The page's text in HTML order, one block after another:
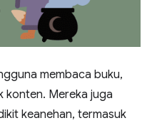
membaca buku,
konten. Mereka juga
keanehan, termasuk